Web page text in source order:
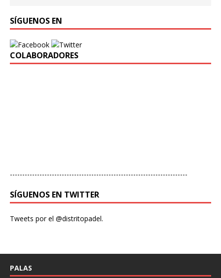
SÍGUENOS EN
COLABORADORES
------------------------------------------------------------------------
SÍGUENOS EN TWITTER
Tweets por el @distritopadel.
PALAS